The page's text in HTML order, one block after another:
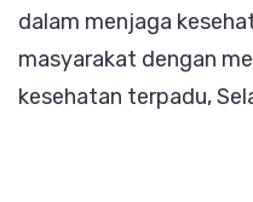
dalam menjaga
masyarakat dengan
kesehatan terpadu,